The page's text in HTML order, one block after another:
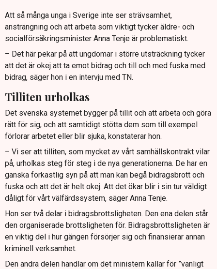
Att så många unga i Sverige inte ser strävsamhet,
ansträngning och att arbeta som viktigt tycker äldre- och
socialförsäkringsminister Anna Tenje är problematiskt.
– Det här pekar på att ungdomar i större utsträckning tycker
att det är okej att ta emot bidrag och till och med fuska med
bidrag, säger hon i en intervju med TN.
Tilliten urholkas
Det svenska systemet bygger på tillit och att arbeta och göra
rätt för sig, och att samtidigt stötta dem som till exempel
förlorar arbetet eller blir sjuka, konstaterar hon.
– Vi ser att tilliten, som mycket av vårt samhällskontrakt vilar
på, urholkas steg för steg i de nya generationerna. De har en
ganska förkastlig syn på att man kan begå bidragsbrott och
fuska och att det är helt okej. Att det ökar blir i sin tur väldigt
dåligt för vårt välfärdssystem, säger Anna Tenje.
Hon ser två delar i bidragsbrottsligheten. Den ena delen står
den organiserade brottsligheten för. Bidragsbrottsligheten är
en viktig del i hur gängen försörjer sig och finansierar annan
kriminell verksamhet.
Den andra delen handlar om det ministern kallar för ”vanligt